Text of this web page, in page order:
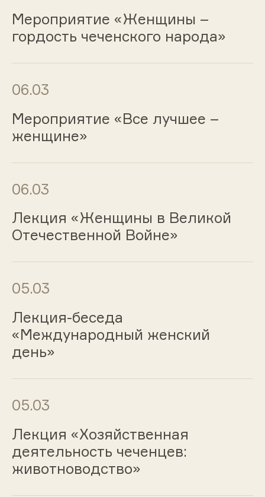
Мероприятие «Женщины –
гордость чеченского народа»
06.03
Мероприятие «Все лучшее –
женщине»
06.03
Лекция «Женщины в Великой
Отечественной Войне»
05.03
Лекция-беседа
«Международный женский
день»
05.03
Лекция «Хозяйственная
деятельность чеченцев:
животноводство»